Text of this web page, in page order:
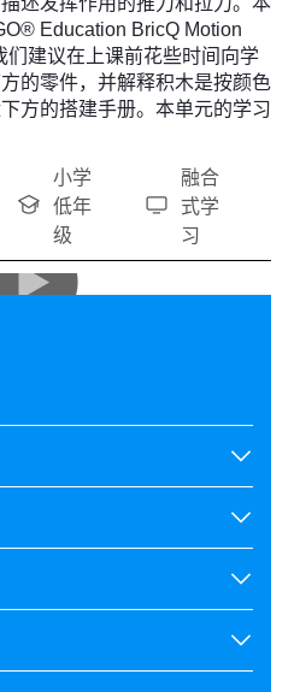
Education BricQ Motion
们建议在上课前花些时间向学
的零件，并解释积木是按颜色
方的搭建手册。本单元的学习
小学
低年
级
融合
式学
习